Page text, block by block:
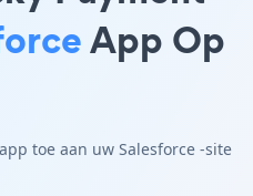
App Op
toe aan uw Salesforce -site